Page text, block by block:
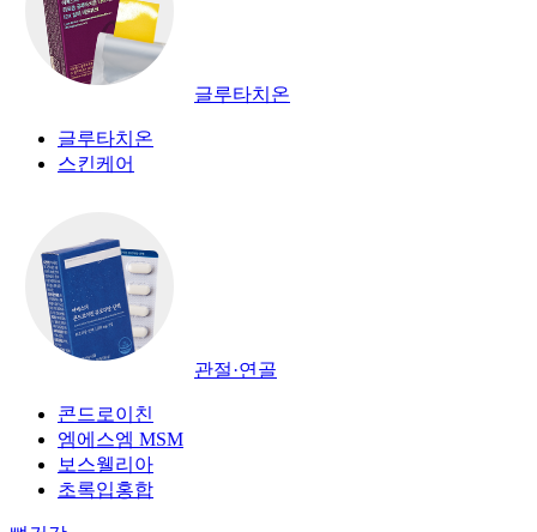
글루타치온
글루타치온
스킨케어
관절·연골
콘드로이친
엠에스엠 MSM
보스웰리아
초록입홍합